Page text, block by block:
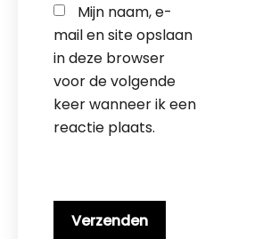
Mijn naam, e-
mail en site opslaan
in deze browser
voor de volgende
keer wanneer ik een
reactie plaats.